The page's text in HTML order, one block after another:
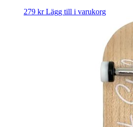
279 kr Lägg till i varukorg